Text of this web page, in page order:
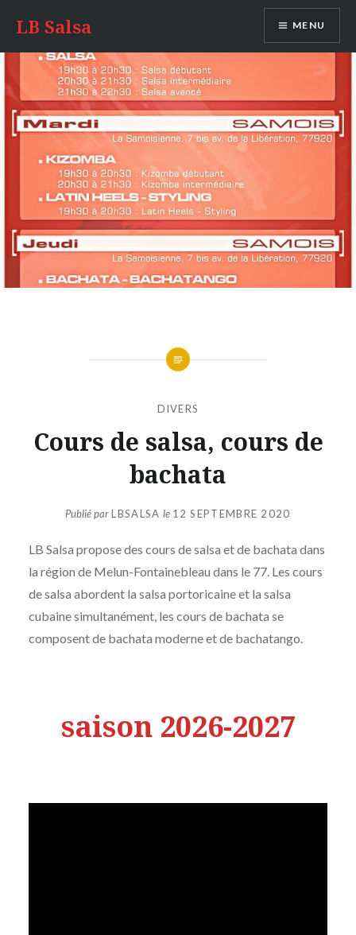
LB Salsa MENU
DIVERS
Cours de salsa, cours de
bachata
Publié parLBSALSA le 12 SEPTEMBRE 2020
LB Salsa propose des cours de salsa et de bachata dans
la région de Melun-Fontainebleau dans le 77. Les cours
de salsa abordent la salsa portoricaine et la salsa
cubaine simultanément, les cours de bachata se
composent de bachata moderne et de bachatango.
saison 2026-2027